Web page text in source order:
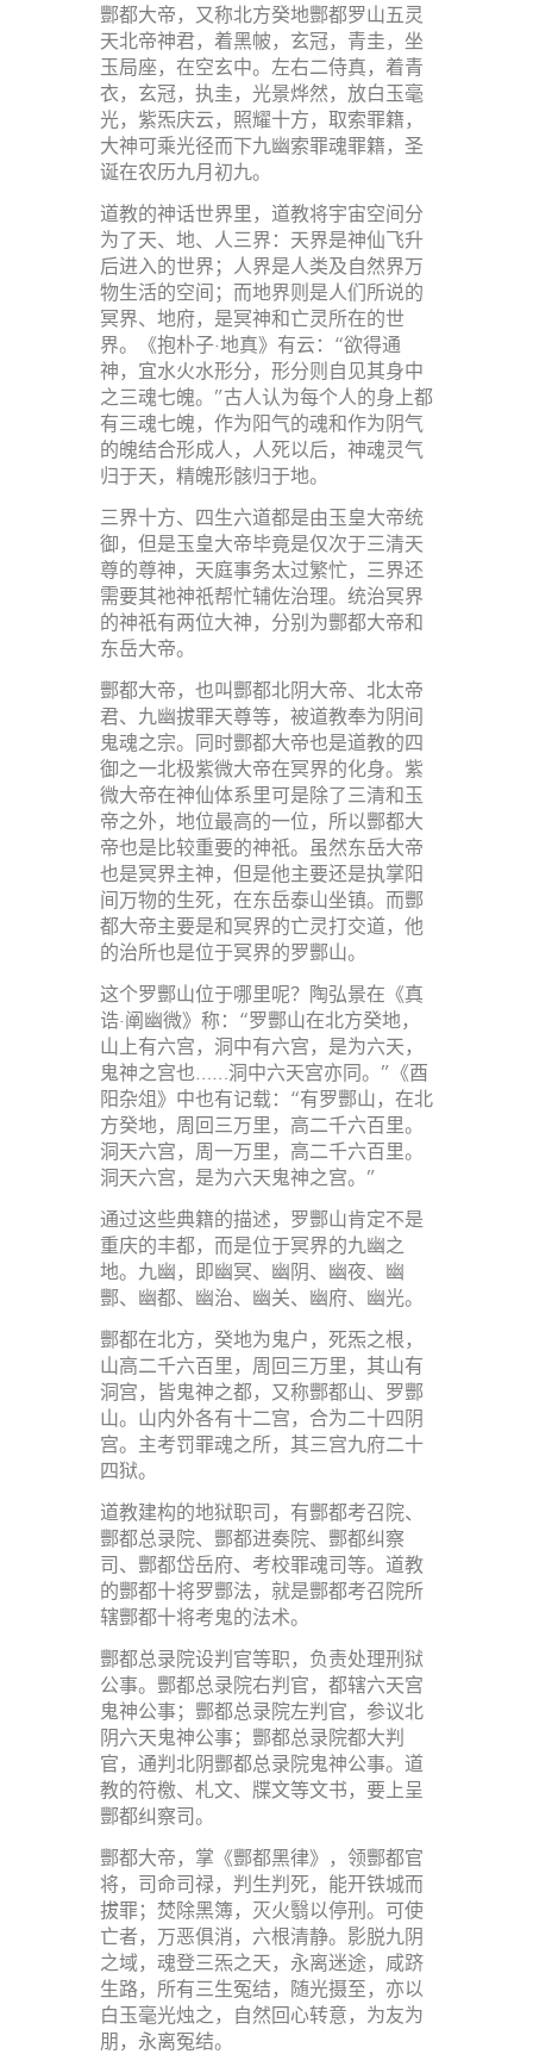
酆都大帝，又称北方癸地酆都罗山五灵
天北帝神君，着黑帔，玄冠，青圭，坐
玉局座，在空玄中。左右二侍真，着青
衣，玄冠，执圭，光景烨然，放白玉毫
光，紫炁庆云，照耀十方，取索罪籍，
大神可乘光径而下九幽索罪魂罪籍，圣
诞在农历九月初九。
道教的神话世界里，道教将宇宙空间分
为了天、地、人三界：天界是神仙飞升
后进入的世界；人界是人类及自然界万
物生活的空间；而地界则是人们所说的
冥界、地府，是冥神和亡灵所在的世
界。《抱朴子·地真》有云：“欲得通
神，宜水火水形分，形分则自见其身中
之三魂七魄。”古人认为每个人的身上都
有三魂七魄，作为阳气的魂和作为阴气
的魄结合形成人，人死以后，神魂灵气
归于天，精魄形骸归于地。
三界十方、四生六道都是由玉皇大帝统
御，但是玉皇大帝毕竟是仅次于三清天
尊的尊神，天庭事务太过繁忙，三界还
需要其祂神祇帮忙辅佐治理。统治冥界
的神祇有两位大神，分别为酆都大帝和
东岳大帝。
酆都大帝，也叫酆都北阴大帝、北太帝
君、九幽拔罪天尊等，被道教奉为阴间
鬼魂之宗。同时酆都大帝也是道教的四
御之一北极紫微大帝在冥界的化身。紫
微大帝在神仙体系里可是除了三清和玉
帝之外，地位最高的一位，所以酆都大
帝也是比较重要的神祇。虽然东岳大帝
也是冥界主神，但是他主要还是执掌阳
间万物的生死，在东岳泰山坐镇。而酆
都大帝主要是和冥界的亡灵打交道，他
的治所也是位于冥界的罗酆山。
这个罗酆山位于哪里呢？陶弘景在《真
诰·阐幽微》称：“罗酆山在北方癸地，
山上有六宫，洞中有六宫，是为六天，
鬼神之宫也……洞中六天宫亦同。”《酉
阳杂俎》中也有记载：“有罗酆山，在北
方癸地，周回三万里，高二千六百里。
洞天六宫，周一万里，高二千六百里。
洞天六宫，是为六天鬼神之宫。”
通过这些典籍的描述，罗酆山肯定不是
重庆的丰都，而是位于冥界的九幽之
地。九幽，即幽冥、幽阴、幽夜、幽
酆、幽都、幽治、幽关、幽府、幽光。
酆都在北方，癸地为鬼户，死炁之根，
山高二千六百里，周回三万里，其山有
洞宫，皆鬼神之都，又称酆都山、罗酆
山。山内外各有十二宫，合为二十四阴
宫。主考罚罪魂之所，其三宫九府二十
四狱。
道教建构的地狱职司，有酆都考召院、
酆都总录院、酆都进奏院、酆都纠察
司、酆都岱岳府、考校罪魂司等。道教
的酆都十将罗酆法，就是酆都考召院所
辖酆都十将考鬼的法术。
酆都总录院设判官等职，负责处理刑狱
公事。酆都总录院右判官，都辖六天宫
鬼神公事；酆都总录院左判官，参议北
阴六天鬼神公事；酆都总录院都大判
官，通判北阴酆都总录院鬼神公事。道
教的符檄、札文、牒文等文书，要上呈
酆都纠察司。
酆都大帝，掌《酆都黑律》，领酆都官
将，司命司禄，判生判死，能开铁城而
拔罪；焚除黑簿，灭火翳以停刑。可使
亡者，万恶俱消，六根清静。影脱九阴
之域，魂登三炁之天，永离迷途，咸跻
生路，所有三生冤结，随光摄至，亦以
白玉毫光烛之，自然回心转意，为友为
朋，永离冤结。